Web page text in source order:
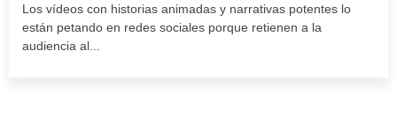
Los vídeos con historias animadas y narrativas potentes lo
están petando en redes sociales porque retienen a la
audiencia al...